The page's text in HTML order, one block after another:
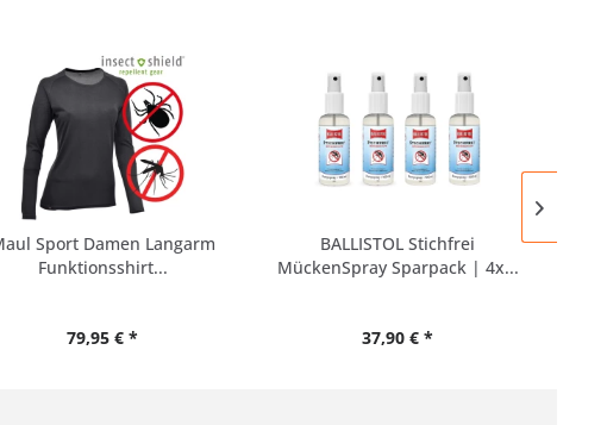
Sport Damen Langarm
Funktionsshirt...
79,95 € *
BALLISTOL Stichfrei
MückenSpray Sparpack | 4x...
37,90 € *